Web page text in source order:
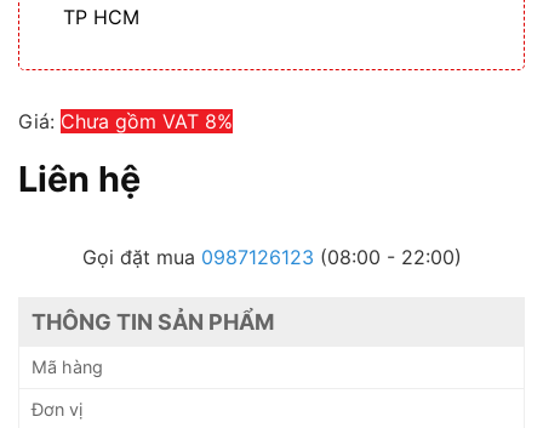
TP HCM
Giá: Chưa gồm VAT 8%
Liên hệ
Gọi đặt mua 0987126123 (08:00 - 22:00)
THÔNG TIN SẢN PHẨM
Mã hàng
Đơn vị